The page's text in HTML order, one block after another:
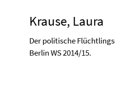
Krause, Laura
Der politische
Berlin WS 2014/15.